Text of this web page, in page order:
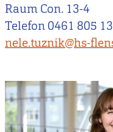
Raum Con. 13-4
Telefon 0461 805
nele.tuznik@hs-